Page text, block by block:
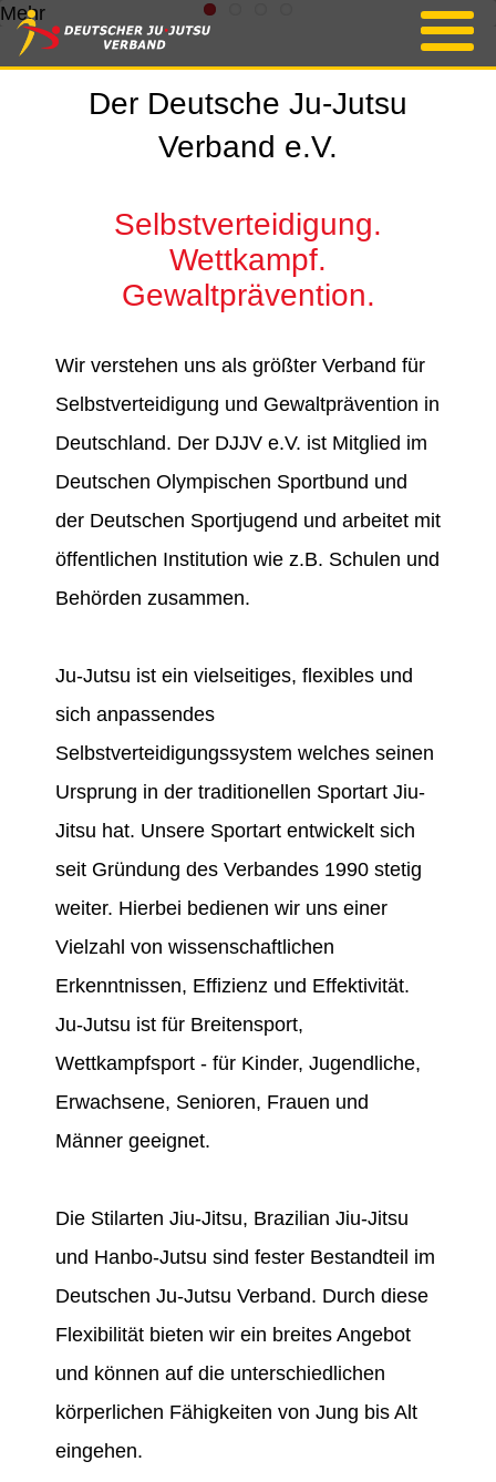
Mehr
Der Deutsche Ju-Jutsu
Verband e.V.
Selbstverteidigung.
Wettkampf.
Gewaltprävention.
Wir verstehen uns als größter Verband für
Selbstverteidigung und Gewaltprävention in
Deutschland. Der DJJV e.V. ist Mitglied im
Deutschen Olympischen Sportbund und
der Deutschen Sportjugend und arbeitet mit
öffentlichen Institution wie z.B. Schulen und
Behörden zusammen.
Ju-Jutsu ist ein vielseitiges, flexibles und
sich anpassendes
Selbstverteidigungssystem welches seinen
Ursprung in der traditionellen Sportart Jiu-
Jitsu hat. Unsere Sportart entwickelt sich
seit Gründung des Verbandes 1990 stetig
weiter. Hierbei bedienen wir uns einer
Vielzahl von wissenschaftlichen
Erkenntnissen, Effizienz und Effektivität.
Ju-Jutsu ist für Breitensport,
Wettkampfsport - für Kinder, Jugendliche,
Erwachsene, Senioren, Frauen und
Männer geeignet.
Die Stilarten Jiu-Jitsu, Brazilian Jiu-Jitsu
und Hanbo-Jutsu sind fester Bestandteil im
Deutschen Ju-Jutsu Verband. Durch diese
Flexibilität bieten wir ein breites Angebot
und können auf die unterschiedlichen
körperlichen Fähigkeiten von Jung bis Alt
eingehen.